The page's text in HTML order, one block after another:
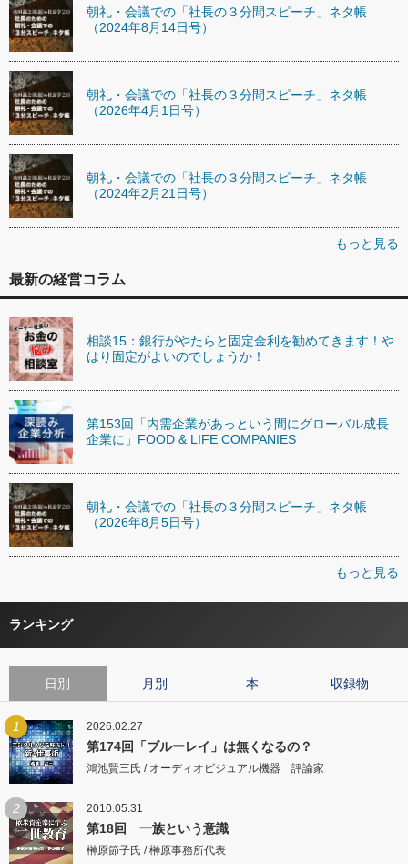
朝礼・会議での「社長の３分間スピーチ」ネタ帳
（2024年8月14日号）
朝礼・会議での「社長の３分間スピーチ」ネタ帳
（2026年4月1日号）
朝礼・会議での「社長の３分間スピーチ」ネタ帳
（2024年2月21日号）
もっと見る
最新の経営コラム
相談15：銀行がやたらと固定金利を勧めてきます！や
はり固定がよいのでしょうか！
第153回「内需企業があっという間にグローバル成長
企業に」FOOD & LIFE COMPANIES
朝礼・会議での「社長の３分間スピーチ」ネタ帳
（2026年8月5日号）
もっと見る
ランキング
日別 月別 本 収録物
1 2026.02.27
第174回「ブルーレイ」は無くなるの？
鴻池賢三氏 / オーディオビジュアル機器 評論家
2 2010.05.31
第18回 一族という意識
榊原節子氏 / 榊原事務所代表